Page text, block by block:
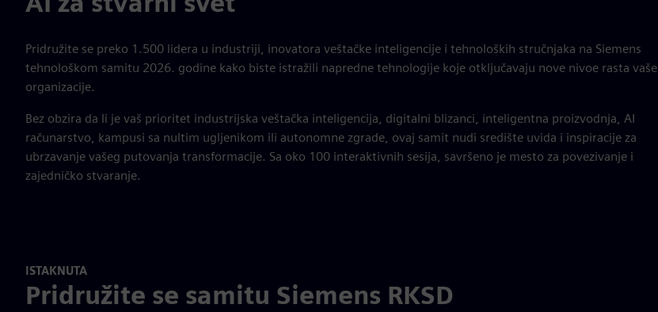
Pridružite se preko 1.500 lidera u industriji, inovatora veštačke inteligencije i tehnoloških stručnjaka na Siemens
tehnološkom samitu 2026. godine kako biste istražili napredne tehnologije koje otključavaju nove nivoe rasta vaše
organizacije.
Bez obzira da li je vaš prioritet industrijska veštačka inteligencija, digitalni blizanci, inteligentna proizvodnja, AI
računarstvo, kampusi sa nultim ugljenikom ili autonomne zgrade, ovaj samit nudi središte uvida i inspiracije za
ubrzavanje vašeg putovanja transformacije. Sa oko 100 interaktivnih sesija, savršeno je mesto za povezivanje i
zajedničko stvaranje.
ISTAKNUTA
Pridružite se samitu Siemens RKSD